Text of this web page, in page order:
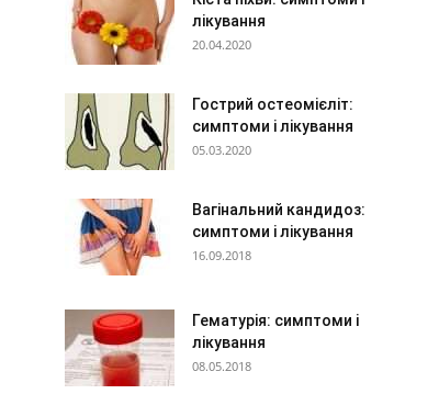
лікування
20.04.2020
Гострий остеомієліт:
симптоми і лікування
05.03.2020
Вагінальний кандидоз:
симптоми і лікування
16.09.2018
Гематурія: симптоми і
лікування
08.05.2018